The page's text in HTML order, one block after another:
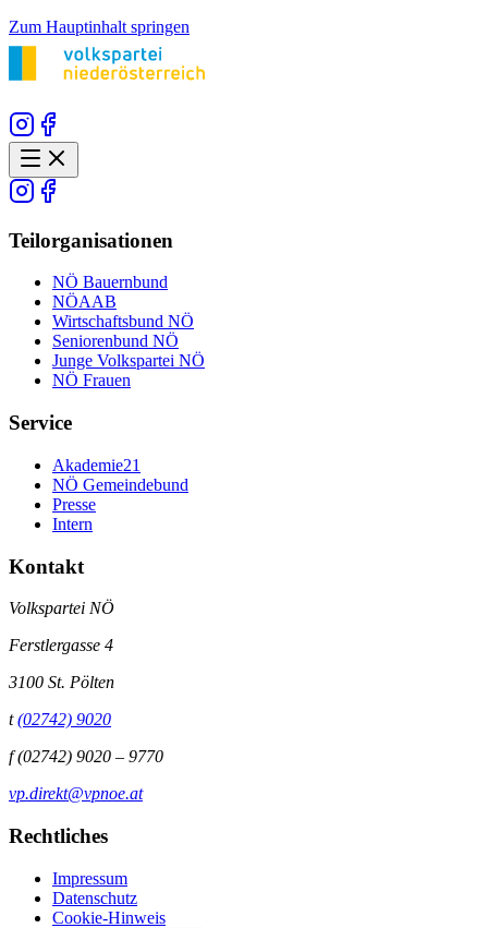
Zum Hauptinhalt springen
Teilorganisationen
NÖ Bauernbund
NÖAAB
Wirtschaftsbund NÖ
Seniorenbund NÖ
Junge Volkspartei NÖ
NÖ Frauen
Service
Akademie21
NÖ Gemeindebund
Presse
Intern
Kontakt
Volkspartei NÖ
Ferstlergasse 4
3100 St. Pölten
t (02742) 9020
f (02742) 9020 – 9770
vp.direkt@vpnoe.at
Rechtliches
Impressum
Datenschutz
Cookie-Hinweis